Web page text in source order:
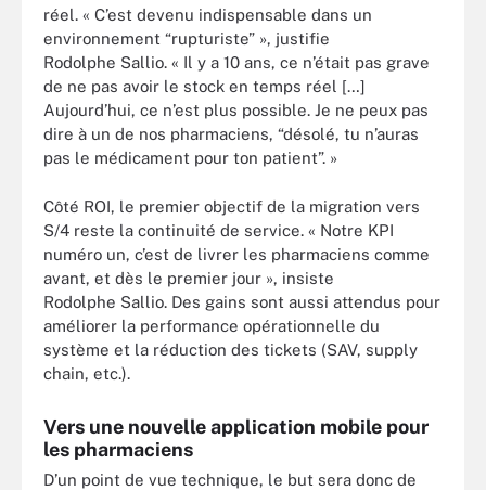
réel. « C’est devenu indispensable dans un
environnement “rupturiste” », justifie
Rodolphe Sallio. « Il y a 10 ans, ce n’était pas grave
de ne pas avoir le stock en temps réel […]
Aujourd’hui, ce n’est plus possible. Je ne peux pas
dire à un de nos pharmaciens, “désolé, tu n’auras
pas le médicament pour ton patient”. »
Côté ROI, le premier objectif de la migration vers
S/4 reste la continuité de service. « Notre KPI
numéro un, c’est de livrer les pharmaciens comme
avant, et dès le premier jour », insiste
Rodolphe Sallio. Des gains sont aussi attendus pour
améliorer la performance opérationnelle du
système et la réduction des tickets (SAV, supply
chain, etc.).
Vers une nouvelle application mobile pour
les pharmaciens
D’un point de vue technique, le but sera donc de